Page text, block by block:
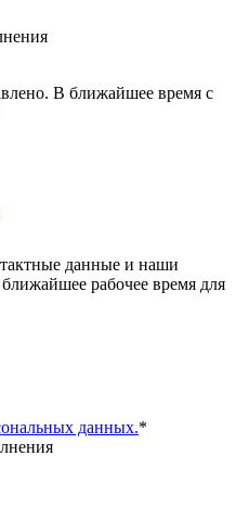
В ближайшее время с
данные и наши
рабочее время для
данных.*